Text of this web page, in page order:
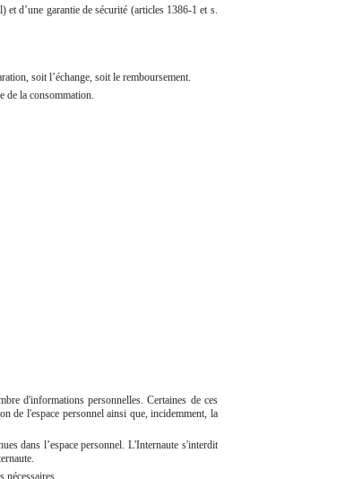
d’une garantie de sécurité (articles 1386-1 et s.
soit l’échange, soit le remboursement.
de la consommation.
d'informations personnelles. Certaines de ces
de l'espace personnel ainsi que, incidemment, la
dans l’espace personnel. L'Internaute s'interdit